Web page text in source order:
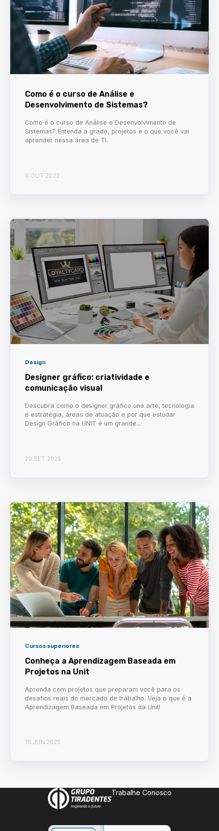
Como é o curso de Análise e
Desenvolvimento de Sistemas?
Como é o curso de Análise e Desenvolvimento de
Sistemas? Entenda a grade, projetos e o que você vai
aprender nessa área de TI.
6 OUT 2022
Design
Designer gráfico: criatividade e
comunicação visual
Descubra como o designer gráfico une arte, tecnologia
e estratégia, áreas de atuação e por que estudar
Design Gráfico na UNIT é um grande...
29 SET 2025
Cursos superiores
Conheça a Aprendizagem Baseada em
Projetos na Unit
Aprenda com projetos que preparam você para os
desafios reais do mercado de trabalho. Veja o que é a
Aprendizagem Baseada em Projetos da Unit!
16 JUN 2025
Trabalhe Conosco